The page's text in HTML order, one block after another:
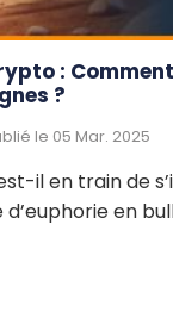
:
?
le 05 Mar. 2025
il en train de
en